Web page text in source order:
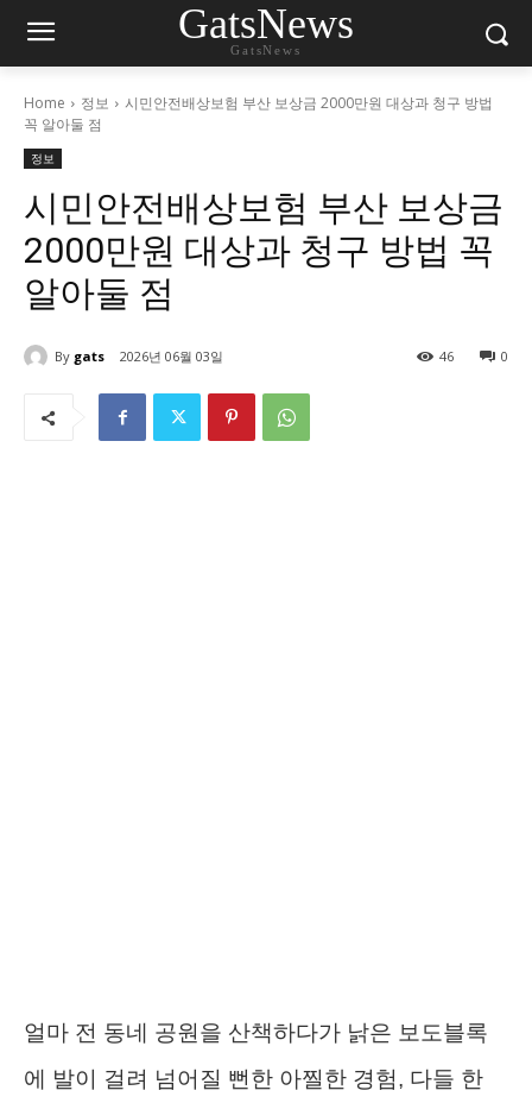
GatsNews
GatsNews
Home 정보
시민안전배상보험 부산 보상금 2000만원 대상과 청구 방법
꼭 알아둘 점
정보
시민안전배상보험 부산 보상금
2000만원 대상과 청구 방법 꼭
알아둘 점
By gats 2026년 06월 03일 0
46
얼마 전 동네 공원을 산책하다가 낡은 보도블록
에 발이 걸려 넘어질 뻔한 아찔한 경험, 다들 한